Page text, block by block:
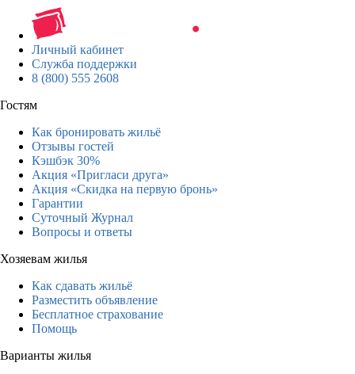
Личный кабинет
Служба поддержки
8 (800) 555 2608
Гостям
Как бронировать жильё
Отзывы гостей
Кэшбэк 30%
Акция «Пригласи друга»
Акция «Скидка на первую бронь»
Гарантии
Суточный Журнал
Вопросы и ответы
Хозяевам жилья
Как сдавать жильё
Разместить объявление
Бесплатное страхование
Помощь
Варианты жилья